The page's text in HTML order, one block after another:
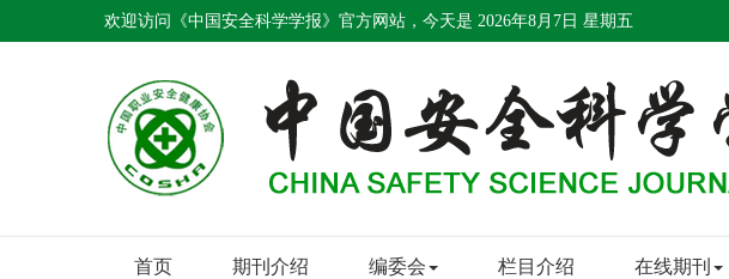
欢迎访问《中国安全科学学报》官方网站，今天是 2026年8月7日 星期五
首页 期刊介绍 编委会 栏目介绍 在线期刊